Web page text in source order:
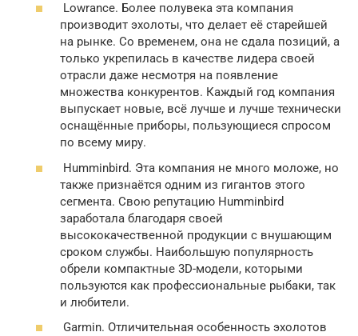
Lowrance. Более полувека эта компания
производит эхолоты, что делает её старейшей
на рынке. Со временем, она не сдала позиций, а
только укрепилась в качестве лидера своей
отрасли даже несмотря на появление
множества конкурентов. Каждый год компания
выпускает новые, всё лучше и лучше технически
оснащённые приборы, пользующиеся спросом
по всему миру.
Humminbird. Эта компания не много моложе, но
также признаётся одним из гигантов этого
сегмента. Свою репутацию Humminbird
заработала благодаря своей
высококачественной продукции с внушающим
сроком службы. Наибольшую популярность
обрели компактные 3D-модели, которыми
пользуются как профессиональные рыбаки, так
и любители.
Garmin. Отличительная особенность эхолотов